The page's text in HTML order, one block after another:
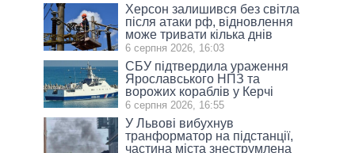
Херсон залишився без світла
після атаки рф, відновлення
може тривати кілька днів
6 серпня 2026, 16:03
СБУ підтвердила ураження
Ярославського НПЗ та
ворожих кораблів у Керчі
6 серпня 2026, 16:55
У Львові вибухнув
транформатор на підстанції,
частина міста знеструмлена